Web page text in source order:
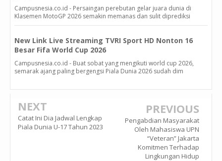
Campusnesia.co.id - Persaingan perebutan gelar juara dunia di
Klasemen MotoGP 2026 semakin memanas dan sulit diprediksi
New Link Live Streaming TVRI Sport HD Nonton 16
Besar Fifa World Cup 2026
Campusnesia.co.id - Buat sobat yang mengikuti world cup 2026,
semarak ajang paling bergengsi Piala Dunia 2026 sudah dim
NEXT
Catat Ini Dia Jadwal Lengkap
Piala Dunia U-17 Tahun 2023
PREVIOUS
Pengabdian Masyarakat
Oleh Mahasiswa UPN
“Veteran” Jakarta
Komitmen Terhadap
Lingkungan Hidup